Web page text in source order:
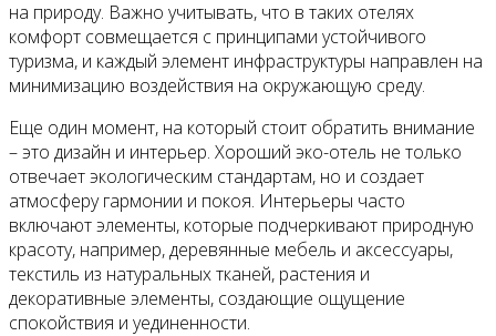
на природу. Важно учитывать, что в таких отелях
комфорт совмещается с принципами устойчивого
туризма, и каждый элемент инфраструктуры направлен на
минимизацию воздействия на окружающую среду.
Еще один момент, на который стоит обратить внимание
– это дизайн и интерьер. Хороший эко-отель не только
отвечает экологическим стандартам, но и создает
атмосферу гармонии и покоя. Интерьеры часто
включают элементы, которые подчеркивают природную
красоту, например, деревянные мебель и аксессуары,
текстиль из натуральных тканей, растения и
декоративные элементы, создающие ощущение
спокойствия и уединенности.